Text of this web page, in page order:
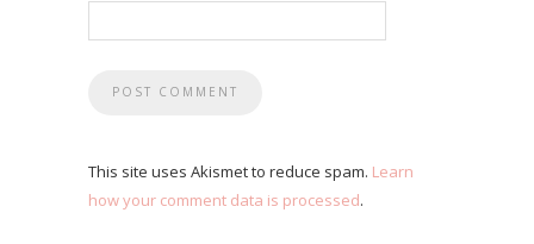
This site uses Akismet to reduce spam. Learn
how your comment data is processed.